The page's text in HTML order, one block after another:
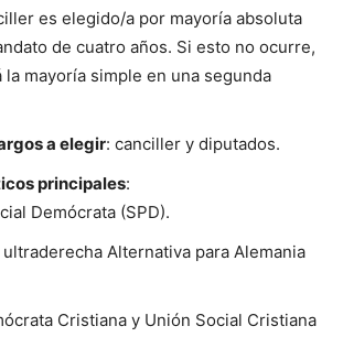
es elegido/a por mayoría absoluta
de cuatro años. Si esto no ocurre,
la mayoría simple en una segunda
a elegir: canciller y diputados.
principales:
Demócrata (SPD).
Alternativa para Alemania
Cristiana y Unión Social Cristiana